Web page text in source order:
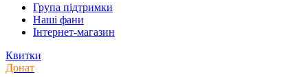
Група підтримки
Наші фани
Інтернет-магазин
Квитки
Донат